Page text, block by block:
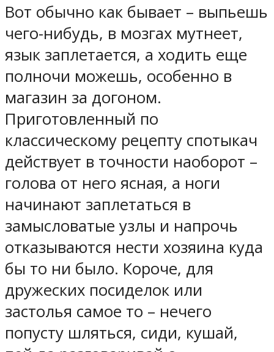
Вот обычно как бывает – выпьешь
чего-нибудь, в мозгах мутнеет,
язык заплетается, а ходить еще
полночи можешь, особенно в
магазин за догоном.
Приготовленный по
классическому рецепту спотыкач
действует в точности наоборот –
голова от него ясная, а ноги
начинают заплетаться в
замысловатые узлы и напрочь
отказываются нести хозяина куда
бы то ни было. Короче, для
дружеских посиделок или
застолья самое то – нечего
попусту шляться, сиди, кушай,